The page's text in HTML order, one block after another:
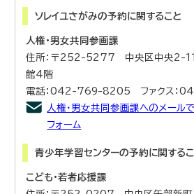
ソレイユさがみの予約に関すること
人権・男女共同参画課
住所：〒252-5277 中央区中央2-
館4階
電話：042-769-8205 ファクス：
人権・男女共同参画課へのメール
フォーム
青少年学習センターの予約に関する
こども・若者応援課